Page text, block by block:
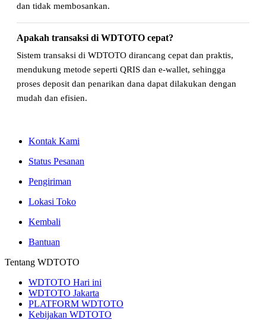
dan tidak membosankan.
Apakah transaksi di WDTOTO cepat?
Sistem transaksi di WDTOTO dirancang cepat dan praktis,
mendukung metode seperti QRIS dan e-wallet, sehingga
proses deposit dan penarikan dana dapat dilakukan dengan
mudah dan efisien.
Kontak Kami
Status Pesanan
Pengiriman
Lokasi Toko
Kembali
Bantuan
Tentang WDTOTO
WDTOTO Hari ini
WDTOTO Jakarta
PLATFORM WDTOTO
Kebijakan WDTOTO